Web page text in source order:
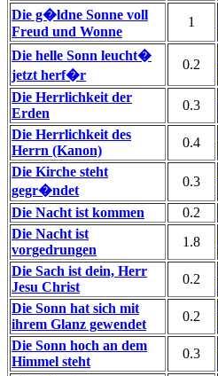
Die g�ldne Sonne voll
Freud und Wonne
1
Die helle Sonn leucht�
jetzt herf�r
0.2
Die Herrlichkeit der
Erden
0.3
Die Herrlichkeit des
Herrn (Kanon)
0.4
Die Kirche steht
gegr�ndet
0.3
Die Nacht ist kommen 0.2
Die Nacht ist
vorgedrungen
1.8
Die Sach ist dein, Herr
Jesu Christ
0.2
Die Sonn hat sich mit
ihrem Glanz gewendet
0.2
Die Sonn hoch an dem
Himmel steht
0.3